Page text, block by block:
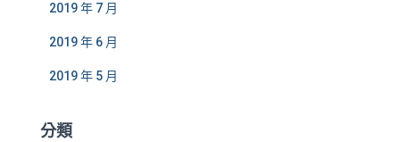
2019 年 7 月
2019 年 6 月
2019 年 5 月
分類